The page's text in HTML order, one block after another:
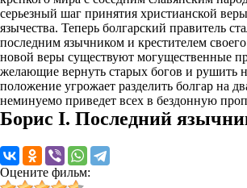
серьезный шаг принятия христианской
язычества. Теперь болгарский правитель
последним язычником и крестителем
новой веры существуют могущественные
желающие вернуть старых богов и рушить
положение угрожает разделить болгар на
неминуемо приведет всех в бездонную
Борис I. Последний
Оцените фильм: